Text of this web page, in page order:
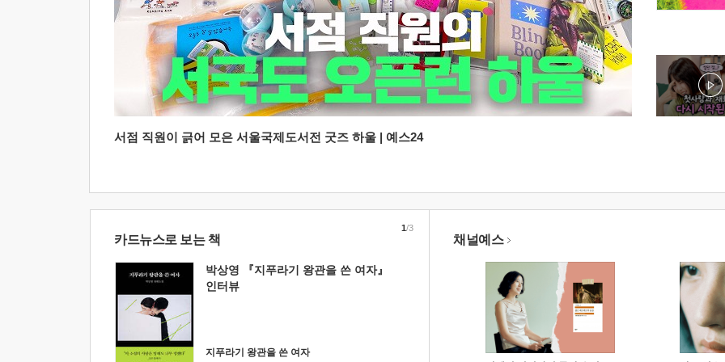
서점 직원이 긁어 모은 서울국제도서전 굿즈 하울 | 예스24
카드뉴스로 보는 책
박상영 『지푸라기 왕관을 쓴 여자』
인터뷰
지푸라기 왕관을 쓴 여자
1/3
채널예스